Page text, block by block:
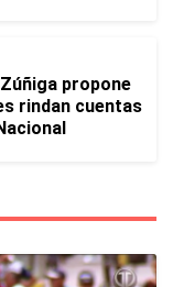
propone
rindan cuentas